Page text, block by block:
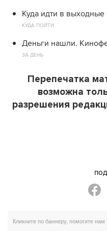
Куда идти в выходные
КУДА ПОЙТИ
Деньги нашли.
ЗА ДЕНЬ
Перепечатка
возможна
разрешения